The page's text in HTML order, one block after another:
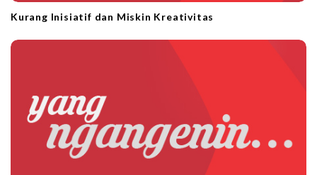
Kurang Inisiatif dan Miskin Kreativitas